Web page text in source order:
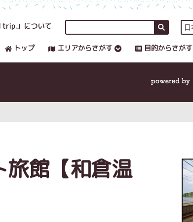
trip.」について
トップ エリアからさがす 目的からさがす
館【和倉温